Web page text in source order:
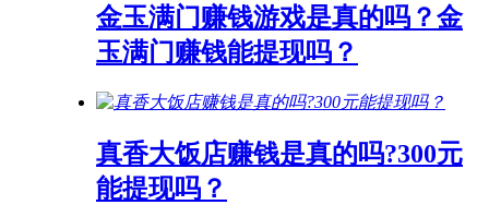
金玉满门赚钱游戏是真的吗？金
玉满门赚钱能提现吗？
真香大饭店赚钱是真的吗?300元
能提现吗？